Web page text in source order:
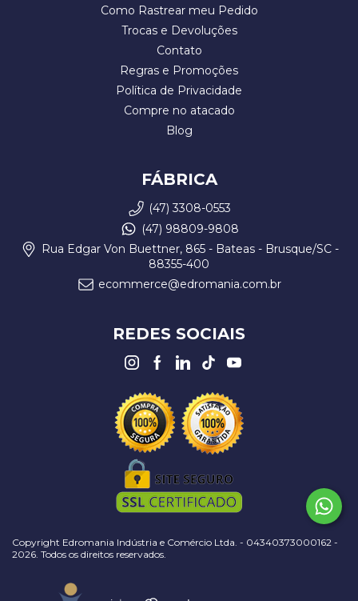
Como Rastrear meu Pedido
Trocas e Devoluções
Contato
Regras e Promoções
Política de Privacidade
Compre no atacado
Blog
FÁBRICA
(47) 3308-0553
(47) 98809-9808
Rua Edgar Von Buettner, 865 - Bateas - Brusque/SC -
88355-400
ecommerce@edromania.com.br
REDES SOCIAIS
Copyright Edromania Indústria e Comércio Ltda. - 04340373000162 -
2026. Todos os direitos reservados.